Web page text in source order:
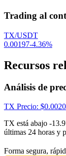
Trading al
TX/USDT
0.00197-4.36%
Recursos
Análisis de
TX Precio: $
TX está abajo -
últimas 24 horas y
Forma segura,